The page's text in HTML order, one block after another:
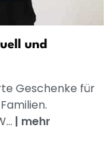
und
Geschenke für
| mehr